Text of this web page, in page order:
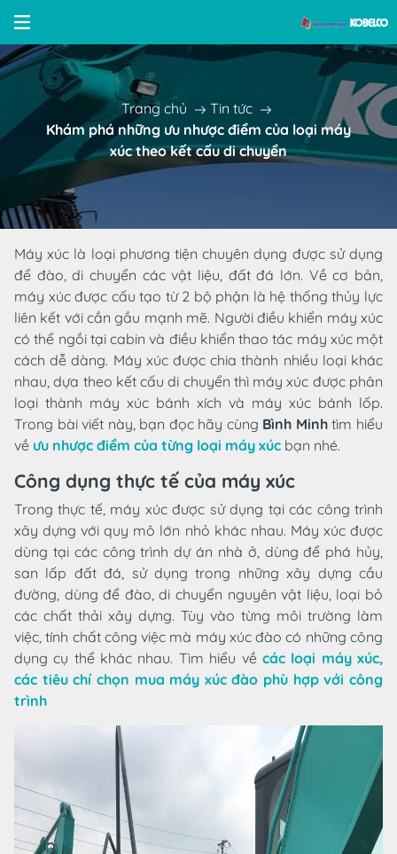
Trang chủ
Tin tức
Khám phá những ưu nhược điểm của loại máy
xúc theo kết cấu di chuyển
Máy xúc là loại phương tiện chuyên dụng được sử dụng
để đào, di chuyển các vật liệu, đất đá lớn. Về cơ bản,
máy xúc được cấu tạo từ 2 bộ phận là hệ thống thủy lực
liên kết với cần gầu mạnh mẽ. Người điều khiển máy xúc
có thể ngồi tại cabin và điều khiển thao tác máy xúc một
cách dễ dàng. Máy xúc được chia thành nhiều loại khác
nhau, dựa theo kết cấu di chuyển thì máy xúc được phân
loại thành máy xúc bánh xích và máy xúc bánh lốp.
Trong bài viết này, bạn đọc hãy cùng Bình Minhtìm hiểu
về ưu nhược điểm của từng loại máy xúc bạn nhé.
Công dụng thực tế của máy xúc
Trong thực tế, máy xúc được sử dụng tại các công trình
xây dựng với quy mô lớn nhỏ khác nhau. Máy xúc được
dùng tại các công trình dự án nhà ở, dùng để phá hủy,
san lấp đất đá, sử dụng trong những xây dựng cầu
đường, dùng để đào, di chuyển nguyên vật liệu, loại bỏ
các chất thải xây dựng. Tùy vào từng môi trường làm
việc, tính chất công việc mà máy xúc đào có những công
dụng cụ thể khác nhau. Tìm hiểu về các loại máy xúc,
các tiêu chí chọn mua máy xúc đào phù hợp với công
trình